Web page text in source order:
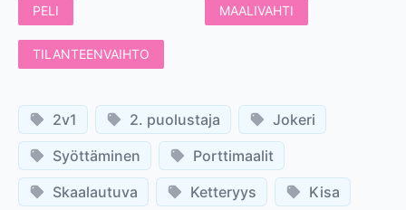
PELI MAALIVAHTI
TILANTEENVAIHTO
2v1 2. puolustaja
Jokeri
Syöttäminen
Porttimaalit
Skaalautuva
Ketteryys
Kisa